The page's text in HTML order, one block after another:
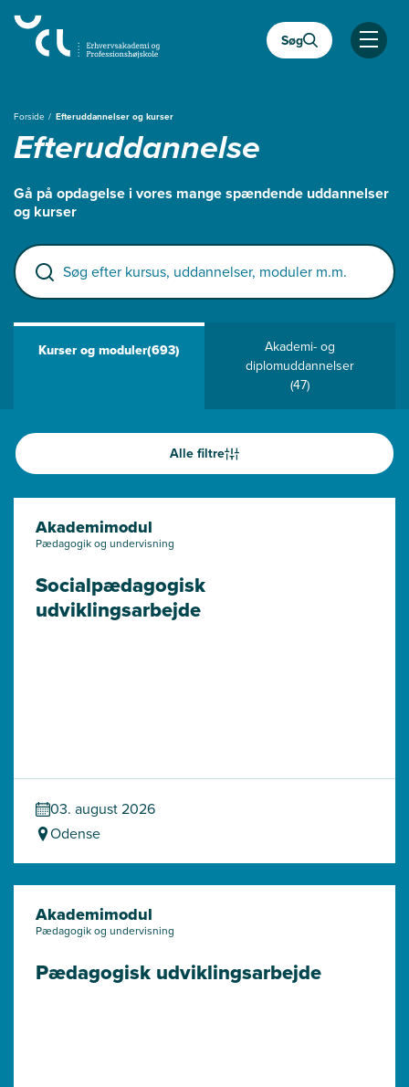
hovedindhold
Søg
Åben
Forside Efteruddannelser og kurser
Efteruddannelse
Gå på opdagelse i vores mange spændende uddannelser
og kurser
Søg efter kursus, uddannelser, moduler m.m.
Kurser og moduler(693)
Akademi- og
diplomuddannelser
(47)
Alle filtre
Akademimodul
Pædagogik og undervisning
Socialpædagogisk
udviklingsarbejde
03. august 2026
Odense
Akademimodul
Pædagogik og undervisning
Pædagogisk udviklingsarbejde